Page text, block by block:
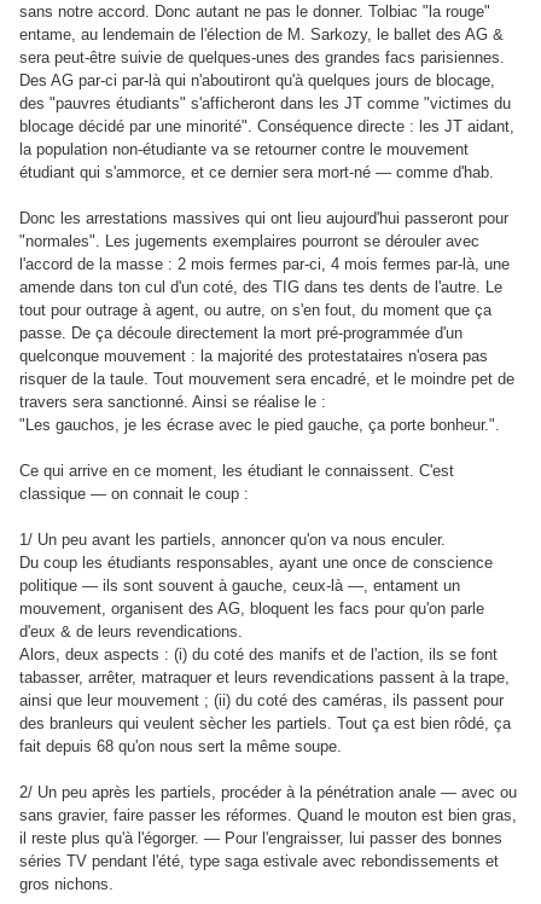
sans notre accord. Donc autant ne pas le donner. Tolbiac "la rouge"
entame, au lendemain de l'élection de M. Sarkozy, le ballet des AG &
sera peut-être suivie de quelques-unes des grandes facs parisiennes.
Des AG par-ci par-là qui n'aboutiront qu'à quelques jours de blocage,
des "pauvres étudiants" s'afficheront dans les JT comme "victimes du
blocage décidé par une minorité". Conséquence directe : les JT aidant,
la population non-étudiante va se retourner contre le mouvement
étudiant qui s'ammorce, et ce dernier sera mort-né — comme d'hab.
Donc les arrestations massives qui ont lieu aujourd'hui passeront pour
"normales". Les jugements exemplaires pourront se dérouler avec
l'accord de la masse : 2 mois fermes par-ci, 4 mois fermes par-là, une
amende dans ton cul d'un coté, des TIG dans tes dents de l'autre. Le
tout pour outrage à agent, ou autre, on s'en fout, du moment que ça
passe. De ça découle directement la mort pré-programmée d'un
quelconque mouvement : la majorité des protestataires n'osera pas
risquer de la taule. Tout mouvement sera encadré, et le moindre pet de
travers sera sanctionné. Ainsi se réalise le :
"Les gauchos, je les écrase avec le pied gauche, ça porte bonheur.".
Ce qui arrive en ce moment, les étudiant le connaissent. C'est
classique — on connait le coup :
1/ Un peu avant les partiels, annoncer qu'on va nous enculer.
Du coup les étudiants responsables, ayant une once de conscience
politique — ils sont souvent à gauche, ceux-là —, entament un
mouvement, organisent des AG, bloquent les facs pour qu'on parle
d'eux & de leurs revendications.
Alors, deux aspects : (i) du coté des manifs et de l'action, ils se font
tabasser, arrêter, matraquer et leurs revendications passent à la trape,
ainsi que leur mouvement ; (ii) du coté des caméras, ils passent pour
des branleurs qui veulent sècher les partiels. Tout ça est bien rôdé, ça
fait depuis 68 qu'on nous sert la même soupe.
2/ Un peu après les partiels, procéder à la pénétration anale — avec ou
sans gravier, faire passer les réformes. Quand le mouton est bien gras,
il reste plus qu'à l'égorger. — Pour l'engraisser, lui passer des bonnes
séries TV pendant l'été, type saga estivale avec rebondissements et
gros nichons.